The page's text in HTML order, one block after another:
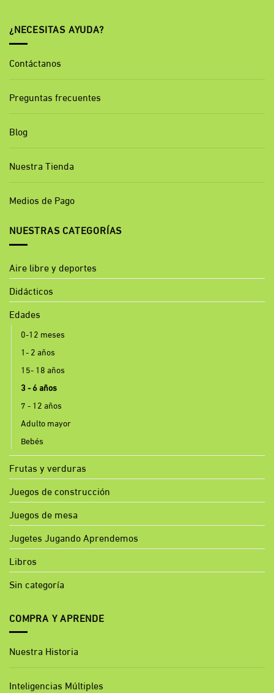
¿NECESITAS AYUDA?
Contáctanos
Preguntas frecuentes
Blog
Nuestra Tienda
Medios de Pago
NUESTRAS CATEGORÍAS
Aire libre y deportes
Didácticos
Edades
0-12 meses
1- 2 años
15- 18 años
3 - 6 años
7 - 12 años
Adulto mayor
Bebés
Frutas y verduras
Juegos de construcción
Juegos de mesa
Jugetes Jugando Aprendemos
Libros
Sin categoría
COMPRA Y APRENDE
Nuestra Historia
Inteligencias Múltiples